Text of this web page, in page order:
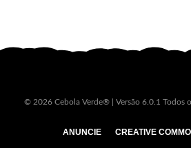
© 2026 Cebola Verde® | Versão 6.0.1 Todos
ANUNCIE CREATIVE